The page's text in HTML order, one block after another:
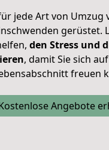
jede Art von Umzug
gerüstet.
den Stress und
, damit Sie sich
freuen
Angebote